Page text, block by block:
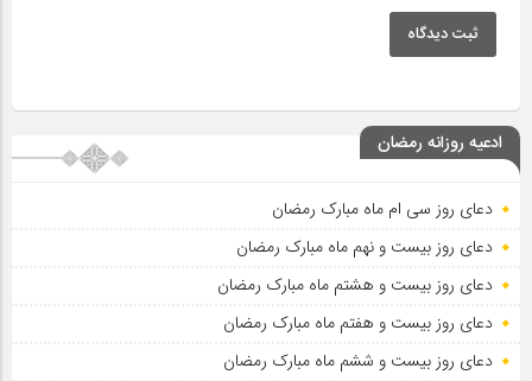
ثبت دیدگاه
ادعیه روزانه رمضان
دعای روز سی ام ماه مبارک رمضان
دعای روز بیست و نهم ماه مبارک رمضان
دعای روز بیست و هشتم ماه مبارک رمضان
دعای روز بیست و هفتم ماه مبارک رمضان
دعای روز بیست و ششم ماه مبارک رمضان